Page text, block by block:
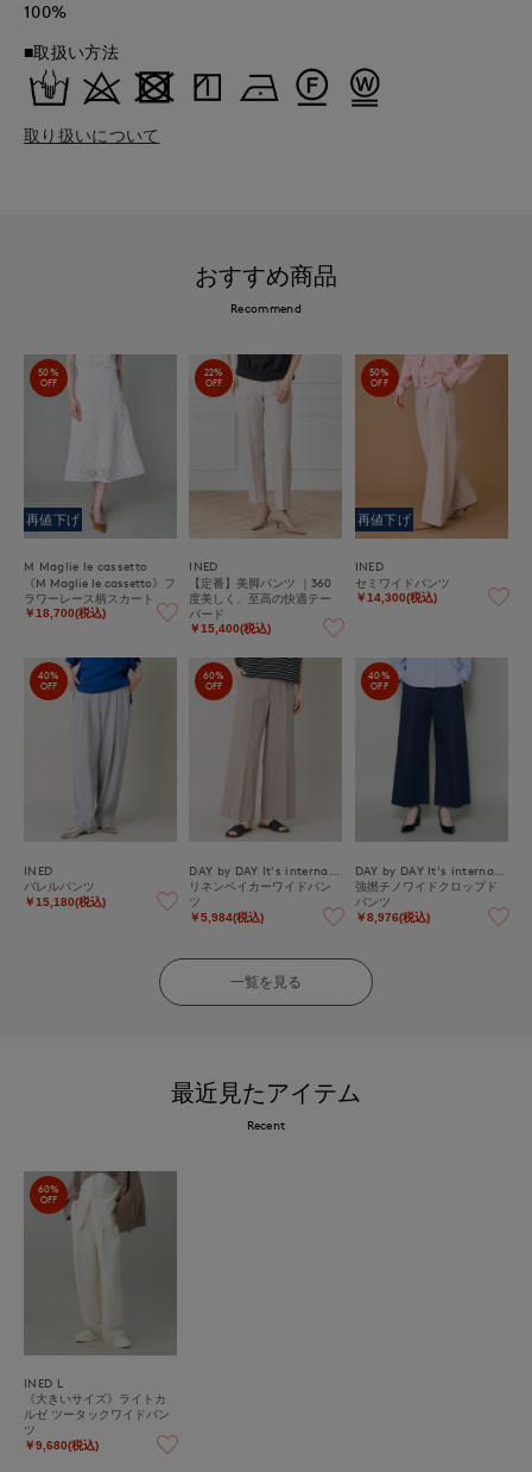
100%
■取扱い方法
取り扱いについて
おすすめ商品
Recommend
50%
OFF
再値下げ
M Maglie le cassetto
《M Maglie le cassetto》フ
ラワーレース柄スカート
￥18,700(税込)
22%
OFF
INED
【定番】美脚パンツ ｜360
度美しく、至高の快適テー
パード
￥15,400(税込)
50%
OFF
再値下げ
INED
セミワイドパンツ
￥14,300(税込)
40%
OFF
INED
バレルパンツ
￥15,180(税込)
60%
OFF
リネンベイカーワイドパン
ツ
￥5,984(税込)
40%
OFF
強撚チノワイドクロップド
パンツ
￥8,976(税込)
一覧を見る
最近見たアイテム
Recent
60%
OFF
INED L
《大きいサイズ》ライトカ
ルゼ ツータックワイドパン
ツ
￥9,680(税込)